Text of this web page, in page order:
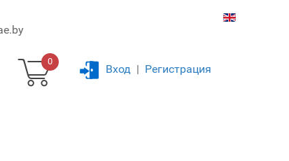
0
Вход | Регистрация